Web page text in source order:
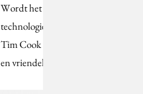
Wordt het
technologiemerk onder
Tim Cook transparant
en vriendelijk?